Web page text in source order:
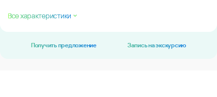
Все характеристики
Получить предложение Запись на экскурсию